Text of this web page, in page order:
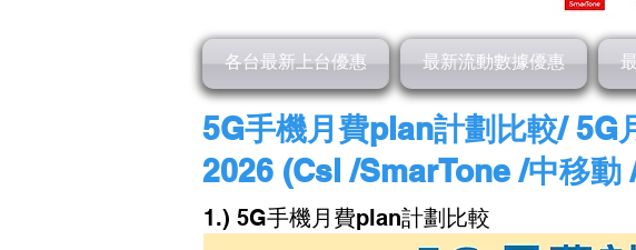
各台最新上台優惠 最新流動數據優惠
5G手機月費plan計劃比較/ 5G
2026 (Csl /SmarTone /中移動
1.) 5G手機月費plan計劃比較